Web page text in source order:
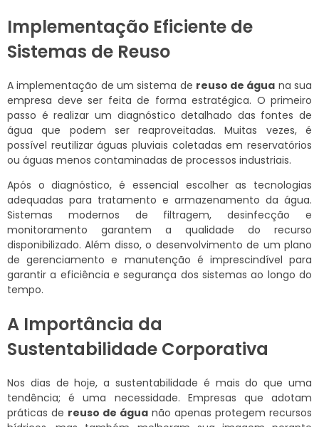
Implementação Eficiente de
Sistemas de Reuso
A implementação de um sistema de reuso de água na sua
empresa deve ser feita de forma estratégica. O primeiro
passo é realizar um diagnóstico detalhado das fontes de
água que podem ser reaproveitadas. Muitas vezes, é
possível reutilizar águas pluviais coletadas em reservatórios
ou águas menos contaminadas de processos industriais.
Após o diagnóstico, é essencial escolher as tecnologias
adequadas para tratamento e armazenamento da água.
Sistemas modernos de filtragem, desinfecção e
monitoramento garantem a qualidade do recurso
disponibilizado. Além disso, o desenvolvimento de um plano
de gerenciamento e manutenção é imprescindível para
garantir a eficiência e segurança dos sistemas ao longo do
tempo.
A Importância da
Sustentabilidade Corporativa
Nos dias de hoje, a sustentabilidade é mais do que uma
tendência; é uma necessidade. Empresas que adotam
práticas de reuso de água não apenas protegem recursos